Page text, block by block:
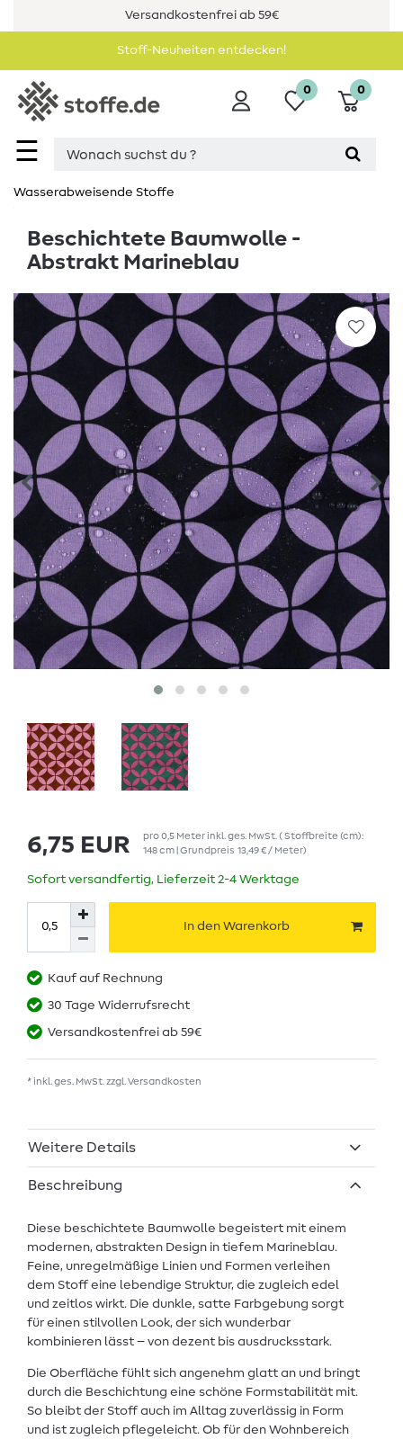
Versandkostenfrei ab 59€
Stoff-Neuheiten entdecken!
☰
0 0
Wasserabweisende Stoffe
Beschichtete Baumwolle -
Abstrakt Marineblau
6,75 EUR pro0,5 Meterinkl. ges. MwSt. ( Stoffbreite (cm):
148 cm | Grundpreis 13,49 € / Meter)
Sofort versandfertig, Lieferzeit 2-4 Werktage
In den Warenkorb
Kauf auf Rechnung
30 Tage Widerrufsrecht
Versandkostenfrei ab 59€
* inkl. ges. MwSt. zzgl. Versandkosten
Weitere Details
Beschreibung
Diese beschichtete Baumwolle begeistert mit einem
modernen, abstrakten Design in tiefem Marineblau.
Feine, unregelmäßige Linien und Formen verleihen
dem Stoff eine lebendige Struktur, die zugleich edel
und zeitlos wirkt. Die dunkle, satte Farbgebung sorgt
für einen stilvollen Look, der sich wunderbar
kombinieren lässt – von dezent bis ausdrucksstark.
Die Oberfläche fühlt sich angenehm glatt an und bringt
durch die Beschichtung eine schöne Formstabilität mit.
So bleibt der Stoff auch im Alltag zuverlässig in Form
und ist zugleich pflegeleicht. Ob für den Wohnbereich